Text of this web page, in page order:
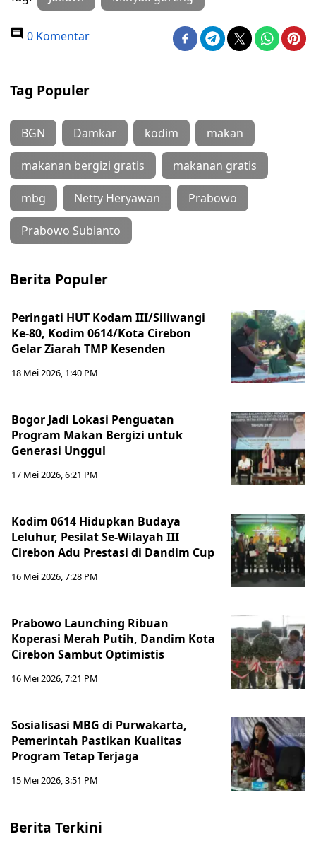
0 Komentar
Tag Populer
BGN Damkar kodim makan
makanan bergizi gratis makanan gratis
mbg Netty Heryawan Prabowo
Prabowo Subianto
Berita Populer
Peringati HUT Kodam III/Siliwangi
Ke-80, Kodim 0614/Kota Cirebon
Gelar Ziarah TMP Kesenden
18 Mei 2026, 1:40 PM
Bogor Jadi Lokasi Penguatan
Program Makan Bergizi untuk
Generasi Unggul
17 Mei 2026, 6:21 PM
Kodim 0614 Hidupkan Budaya
Leluhur, Pesilat Se-Wilayah III
Cirebon Adu Prestasi di Dandim Cup
16 Mei 2026, 7:28 PM
Prabowo Launching Ribuan
Koperasi Merah Putih, Dandim Kota
Cirebon Sambut Optimistis
16 Mei 2026, 7:21 PM
Sosialisasi MBG di Purwakarta,
Pemerintah Pastikan Kualitas
Program Tetap Terjaga
15 Mei 2026, 3:51 PM
Berita Terkini